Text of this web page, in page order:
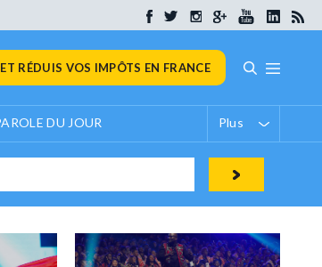
RÉDUIS VOS IMPÔTS EN FRANCE
DU JOUR Plus